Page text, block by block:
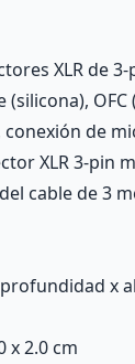
XLR de
de
XLR 3-pin
cable de 3
x
x 2.0 cm